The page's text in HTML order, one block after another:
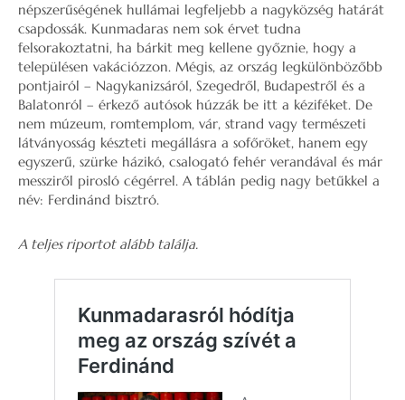
népszerűségének hullámai legfeljebb a nagyközség határát
csapdossák. Kunmadaras nem sok érvet tudna
felsorakoztatni, ha bárkit meg kellene győznie, hogy a
településen vakációzzon. Mégis, az ország legkülönbözőbb
pontjairól – Nagykanizsáról, Szegedről, Budapestről és a
Balatonról – érkező autósok húzzák be itt a kéziféket. De
nem múzeum, romtemplom, vár, strand vagy természeti
látványosság készteti megállásra a sofőröket, hanem egy
egyszerű, szürke házikó, csalogató fehér verandával és már
messziről pirosló cégérrel. A táblán pedig nagy betűkkel a
név: Ferdinánd bisztró.
A teljes riportot alább találja.